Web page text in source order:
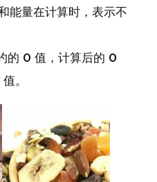
能量在计算时，表示不
的 0 值，计算后的 0
。